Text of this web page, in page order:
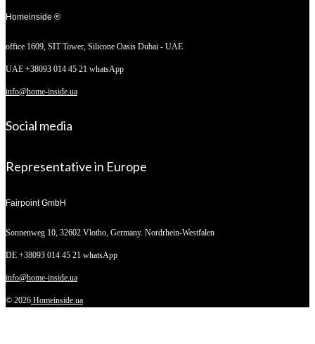
Homeinside ®
office 1609, SIT Tower, Silicone Oasis Dubai - UAE
UAE +38093 014 45 21 whatsApp
info@home-inside.ua
Social media
Representative in Europe
Fairpoint GmbH
Sonnenweg 10, 32602 Vlotho, Germany. Nordrhein-Westfalen
DE +38093 014 45 21 whatsApp
info@home-inside.ua
© 2026 Homeinside.ua